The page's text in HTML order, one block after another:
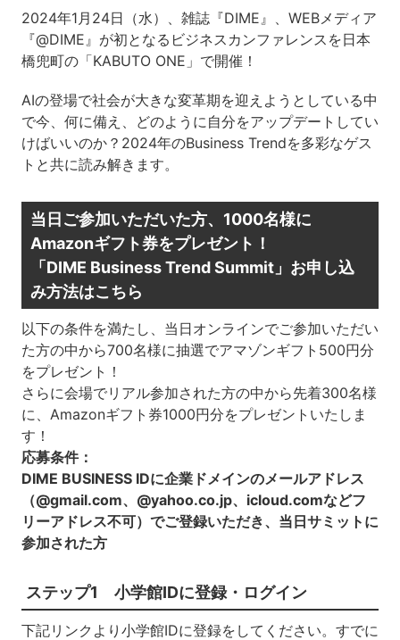
2024年1月24日（水）、雑誌『DIME』、WEBメディア
『@DIME』が初となるビジネスカンファレンスを日本
橋兜町の「KABUTO ONE」で開催！
AIの登場で社会が大きな変革期を迎えようとしている中
で今、何に備え、どのように自分をアップデートしてい
けばいいのか？2024年のBusiness Trendを多彩なゲス
トと共に読み解きます。
当日ご参加いただいた方、1000名様に
Amazonギフト券をプレゼント！
「DIME Business Trend Summit」お申し込
み方法はこちら
以下の条件を満たし、当日オンラインでご参加いただい
た方の中から700名様に抽選でアマゾンギフト500円分
をプレゼント！
さらに会場でリアル参加された方の中から先着300名様
に、Amazonギフト券1000円分をプレゼントいたしま
す！
応募条件：
DIME BUSINESS IDに企業ドメインのメールアドレス
（@gmail.com、@yahoo.co.jp、icloud.comなどフ
リーアドレス不可）でご登録いただき、当日サミットに
参加された方
ステップ1 小学館IDに登録・ログイン
下記リンクより小学館IDに登録をしてください。すでに